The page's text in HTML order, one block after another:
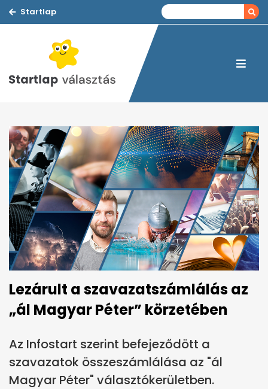
Startlap
Lezárult a szavazatszámlálás az
„ál Magyar Péter” körzetében
Az Infostart szerint befejeződött a
szavazatok összeszámlálása az "ál
Magyar Péter" választókerületben.